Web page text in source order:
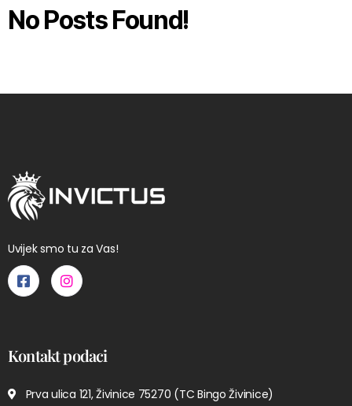
No Posts Found!
Uvijek smo tu za Vas!
Kontakt podaci
Prva ulica 121, Živinice 75270 (TC Bingo Živinice)